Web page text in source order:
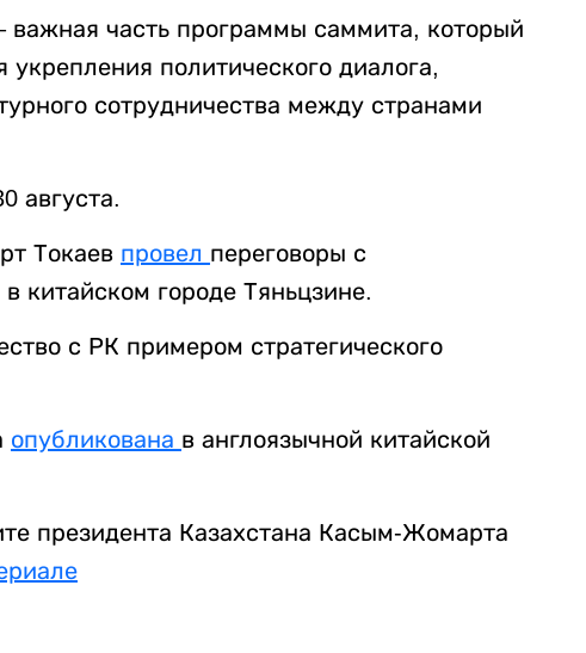
важная часть программы саммита, который
политического диалога,
сотрудничества между странами
августа.
Токаев провел переговоры с
китайском городе Тяньцзине.
с РК примером стратегического
опубликована в англоязычной китайской
президента Казахстана Касым-Жомарта